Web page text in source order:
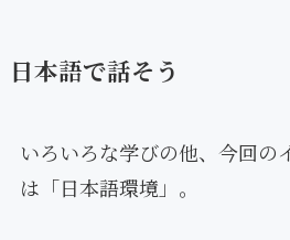
日本語で話そう
いろいろな学びの他、今回の
は「日本語環境」。